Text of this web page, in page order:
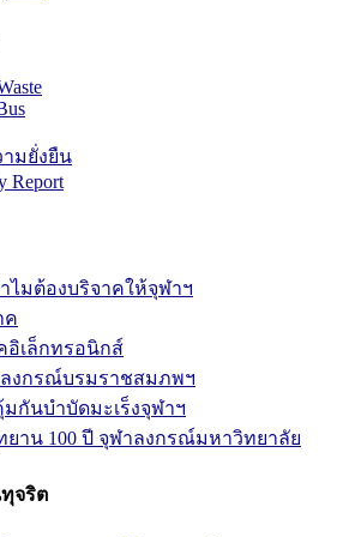
มยั่งยืน
Report
ไมต้องบริจาคให้จุฬาฯ
ค
อิเล็กทรอนิกส์
งกรณ์บรมราชสมภพฯ
กันบำบัดมะเร็งจุฬาฯ
ยาน 100 ปี จุฬาลงกรณ์มหาวิทยาลัย
ทุจริต